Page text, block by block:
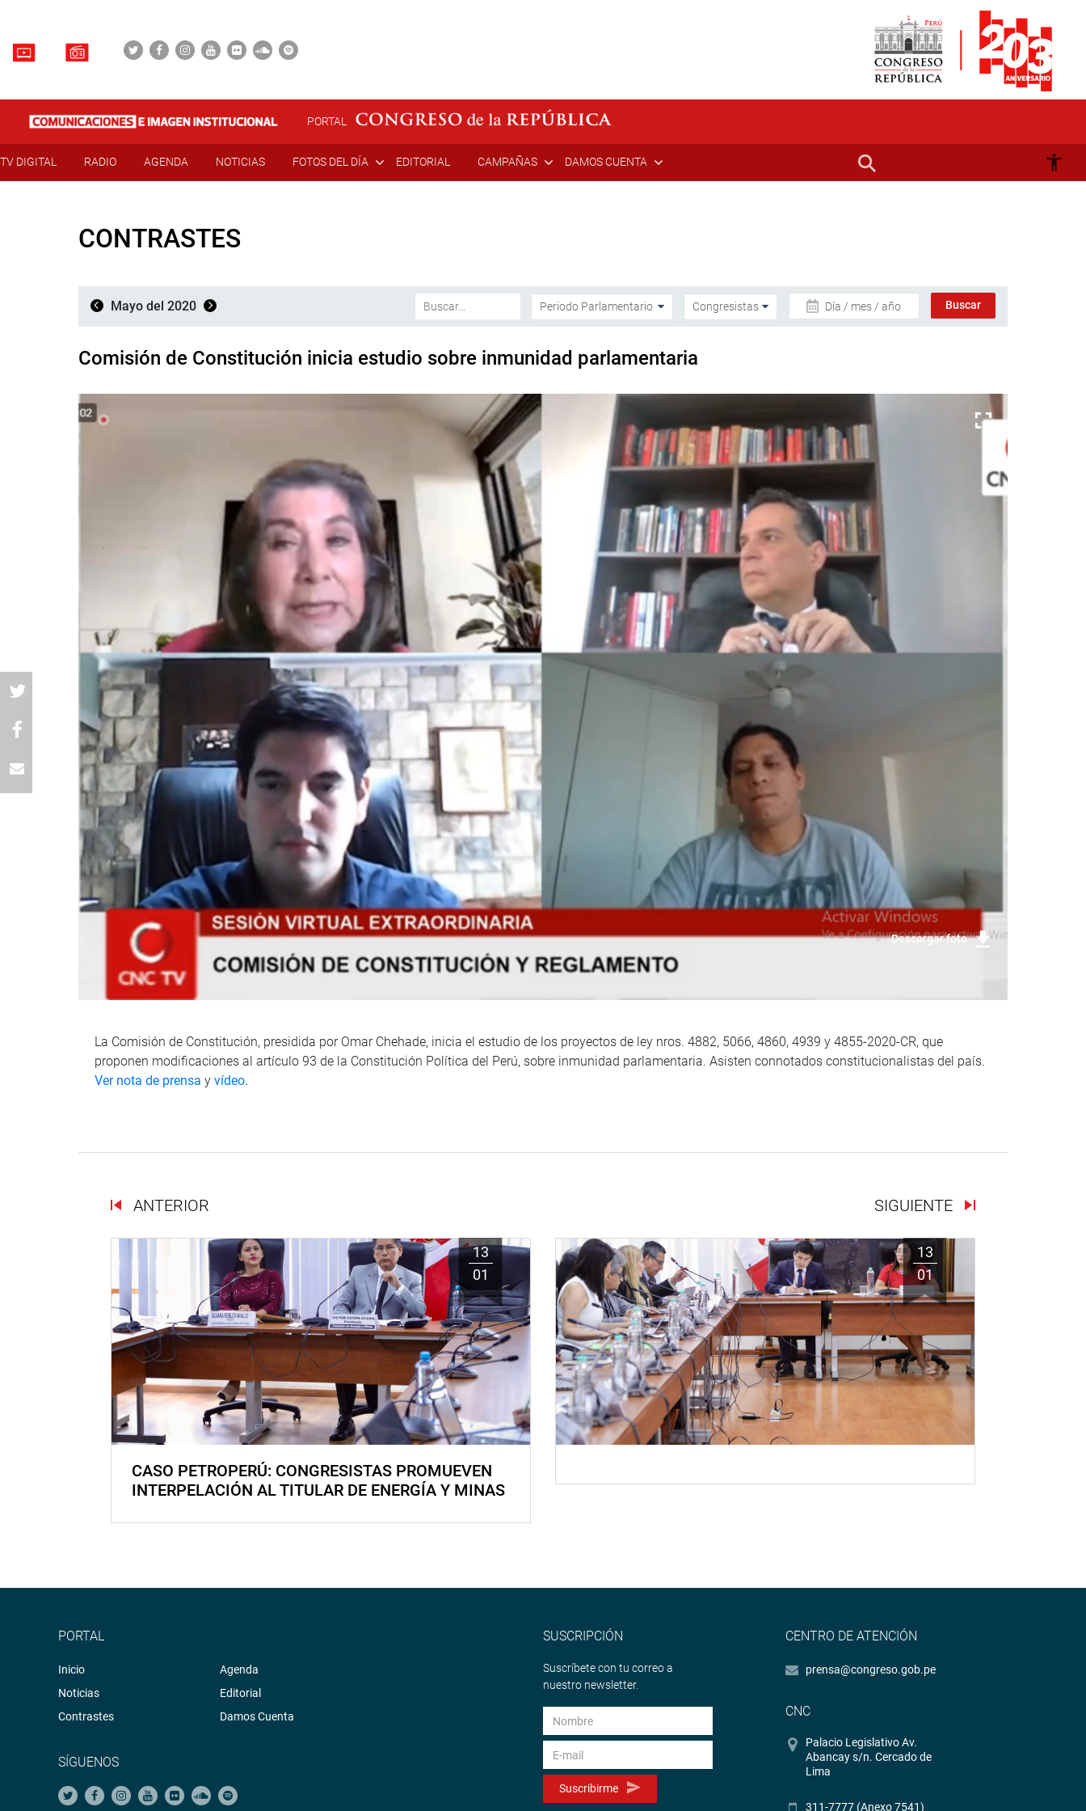
PORTAL
TV DIGITAL RADIO AGENDA NOTICIAS FOTOS DEL DÍA EDITORIAL CAMPAÑAS DAMOS CUENTA
CONTRASTES
Mayo del 2020 Día / mes / año
Comisión de Constitución inicia estudio sobre inmunidad parlamentaria
Descargar foto
La Comisión de Constitución, presidida por Omar Chehade, inicia el estudio de los proyectos de ley nros. 4882, 5066, 4860, 4939 y 4855-2020-CR, que
proponen modificaciones al artículo 93 de la Constitución Política del Perú, sobre inmunidad parlamentaria. Asisten connotados constitucionalistas del país.
Ver nota de prensa y vídeo.
ANTERIOR SIGUIENTE
13
01
CASO PETROPERÚ: CONGRESISTAS PROMUEVEN
INTERPELACIÓN AL TITULAR DE ENERGÍA Y MINAS
13
01
PORTAL
Inicio
Noticias
Contrastes
Agenda
Editorial
Damos Cuenta
SÍGUENOS
SUSCRIPCIÓN
Suscríbete con tu correo a
nuestro newsletter.
Suscribirme
CENTRO DE ATENCIÓN
prensa@congreso.gob.pe
CNC
Palacio Legislativo Av.
Abancay s/n. Cercado de
Lima
311-7777 (Anexo 7541)